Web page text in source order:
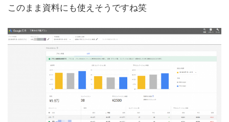
このまま資料にも使えそうですね笑